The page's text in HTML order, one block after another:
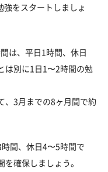
をスタートしましょ
は、平日1時間、休日
は別に1日1〜2時間の勉
、3月までの8ヶ月間で約
間、休日4〜5時間で
確保しましょう。